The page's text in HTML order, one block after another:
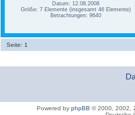
Datum: 12.08.2008
Größe: 7 Elemente (insgesamt 46 Elemente)
Betrachtungen: 9640
Seite: 1
Powered by phpBB © 2000, 2002,